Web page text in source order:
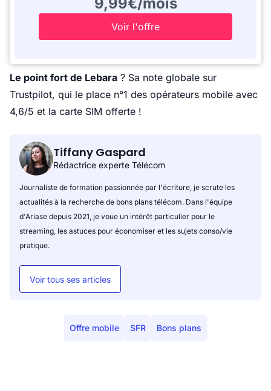
9,99€/mois
Voir l'offre
Le point fort de Lebara ? Sa note globale sur
Trustpilot, qui le place n°1 des opérateurs mobile avec
4,6/5 et la carte SIM offerte !
Tiffany Gaspard
Rédactrice experte Télécom
Journaliste de formation passionnée par l'écriture, je scrute les
actualités à la recherche de bons plans télécom. Dans l'équipe
d'Ariase depuis 2021, je voue un intérêt particulier pour le
streaming, les astuces pour économiser et les sujets conso/vie
pratique.
Voir tous ses articles
Offre mobile SFR Bons plans